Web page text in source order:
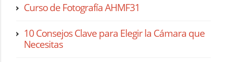
Curso de Fotografía AHMF31
10 Consejos Clave para Elegir la Cámara que
Necesitas